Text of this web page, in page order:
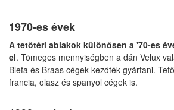
1970-es évek
A tetőtéri ablakok különösen a '70-es
el. Tömeges mennyiségben a dán Velux
Blefa és Braas cégek kezdték gyártani.
francia, olasz és spanyol cégek is.